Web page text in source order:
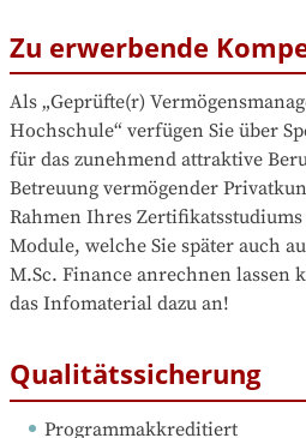
Zu erwerbende
Als „Geprüfte(r)
Hochschule“ verfügen Sie über
für das zunehmend attraktive
Betreuung vermögender
Rahmen Ihres
Module, welche Sie später auch
M.Sc. Finance anrechnen lassen
das Infomaterial dazu an!
Qualitätssicherung
Programmakkreditiert